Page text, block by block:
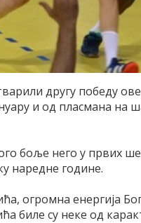
другу победу
и од пласмана
боље него у првих
наредне године.
огромна енергија
биле су неке од